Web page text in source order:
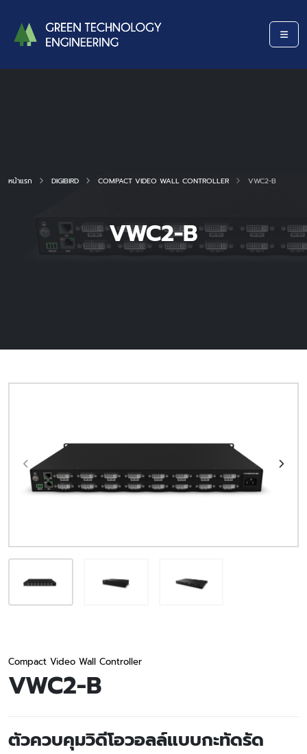
VWC2-B
หน้าแรก DIGIBIRD COMPACT VIDEO WALL CONTROLLER VWC2-B
Compact Video Wall Controller
VWC2-B
ตัวควบคุมวิดีโอวอลล์แบบกะทัดรัด